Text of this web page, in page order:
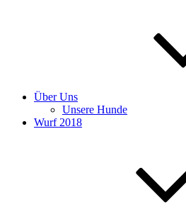
Über Uns
Unsere Hunde
Wurf 2018